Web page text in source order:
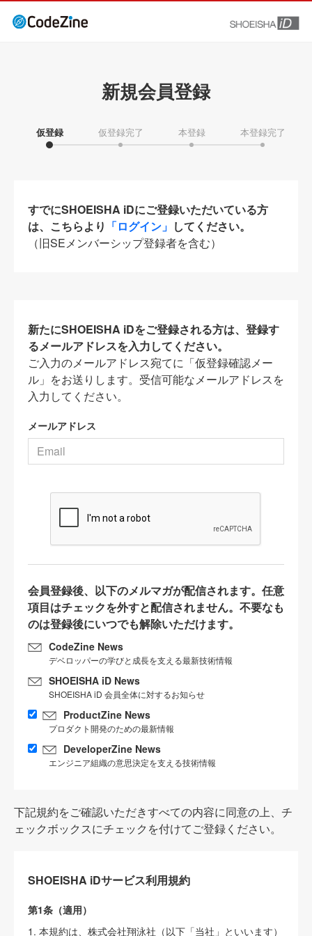
新規会員登録
仮登録 仮登録完了 本登録 本登録完了
すでにSHOEISHA iDにご登録いただいている方
は、こちらより 「ログイン」 してください。
（旧SEメンバーシップ登録者を含む）
新たにSHOEISHA iDをご登録される方は、登録す
るメールアドレスを入力してください。
ご入力のメールアドレス宛てに「仮登録確認メー
ル」をお送りします。受信可能なメールアドレスを
入力してください。
メールアドレス
会員登録後、以下のメルマガが配信されます。任意
項目はチェックを外すと配信されません。不要なも
のは登録後にいつでも解除いただけます。
CodeZine News
デベロッパーの学びと成長を支える最新技術情報
SHOEISHA iD News
SHOEISHA iD 会員全体に対するお知らせ
ProductZine News
プロダクト開発のための最新情報
DeveloperZine News
エンジニア組織の意思決定を支える技術情報
下記規約をご確認いただきすべての内容に同意の上、チ
ェックボックスにチェックを付けてご登録ください。
SHOEISHA iDサービス利用規約
第1条（適用）
1. 本規約は、株式会社翔泳社（以下「当社」といいます）